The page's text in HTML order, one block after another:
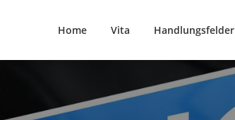
Home Vita Handlungsfelder